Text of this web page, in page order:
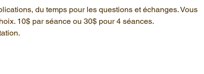
du temps pour les questions et échanges. Vous
10$ par séance ou 30$ pour 4 séances.